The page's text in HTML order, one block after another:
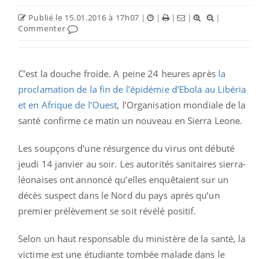
Publié le 15.01.2016 à 17h07 | | | |
|
Commenter
C’est la douche froide. A peine 24 heures après la
proclamation de la fin de l’épidémie d’Ebola au Libéria
et en Afrique de l’Ouest, l’Organisation mondiale de la
santé confirme ce matin un nouveau en Sierra Leone.
Les soupçons d'une résurgence du virus ont débuté
jeudi 14 janvier au soir. Les autorités sanitaires sierra-
léonaises ont annoncé qu’elles enquêtaient sur un
décès suspect dans le Nord du pays après qu’un
premier prélèvement se soit révélé positif.
Selon un haut responsable du ministère de la santé, la
victime est une étudiante tombée malade dans le